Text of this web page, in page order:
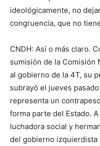
ideológicamente, no
congruencia, que no
CNDH: Así o más claro.
sumisión de la Comisión
al gobierno de la 4T, su
subrayó el jueves
representa un
forma parte del Estado.
luchadora social y
del gobierno izquierdista